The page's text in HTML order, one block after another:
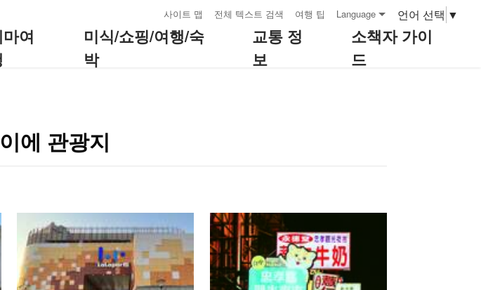
사이트 맵 전체 텍스트 검색 여행 팁 Language 언어 선택 ▼
여
미식/쇼핑/여행/숙
박
교통 정
보
소책자 가이
드
에 관광지